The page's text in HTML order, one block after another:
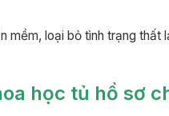
mềm, loại bỏ tình trạng thất
học tủ hồ sơ